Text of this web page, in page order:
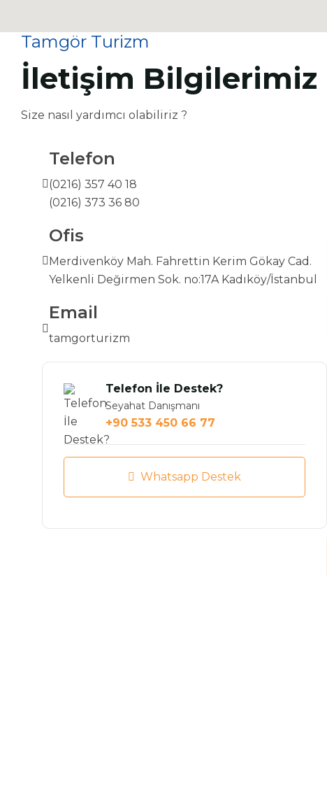
Tamgör Turizm
İletişim Bilgilerimiz
Size nasıl yardımcı olabiliriz ?
Telefon
(0216) 357 40 18
(0216) 373 36 80
Ofis
Merdivenköy Mah. Fahrettin Kerim Gökay Cad.
Yelkenli Değirmen Sok. no:17A Kadıköy/İstanbul
Email
tamgorturizm
Telefon İle Destek?
Seyahat Danışmanı
+90 533 450 66 77
Whatsapp Destek